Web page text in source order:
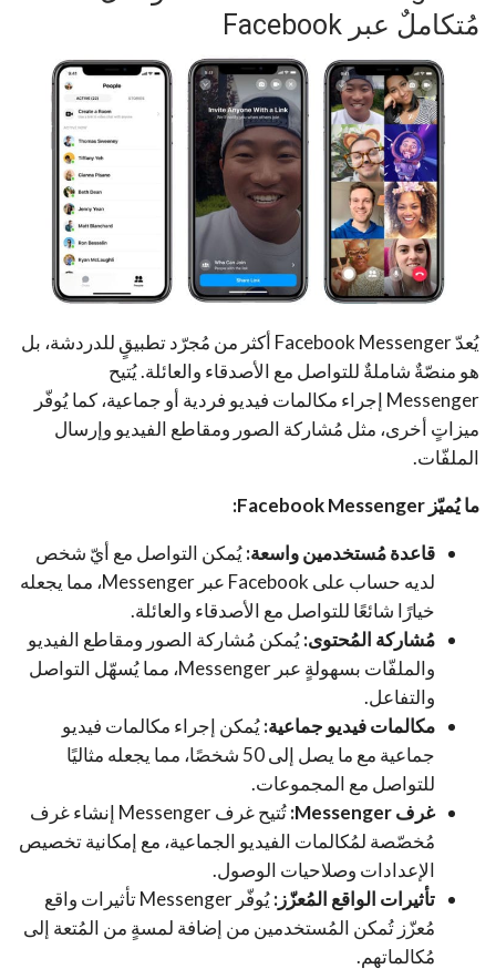
مُتكاملٌ عبر Facebook
يُعدّ Facebook Messenger أكثر من مُجرّد تطبيقٍ للدردشة، بل
هو منصّةٌ شاملةٌ للتواصل مع الأصدقاء والعائلة. يُتيح
Messenger إجراء مكالمات فيديو فردية أو جماعية، كما يُوفّر
ميزاتٍ أخرى، مثل مُشاركة الصور ومقاطع الفيديو وإرسال
الملفّات.
ما يُميّز Facebook Messenger:
قاعدة مُستخدمين واسعة:يُمكن التواصل مع أيّ شخص
لديه حساب على Facebook عبر Messenger، مما يجعله
خيارًا شائعًا للتواصل مع الأصدقاء والعائلة.
مُشاركة المُحتوى:يُمكن مُشاركة الصور ومقاطع الفيديو
والملفّات بسهولةٍ عبر Messenger، مما يُسهّل التواصل
والتفاعل.
مكالمات فيديو جماعية:يُمكن إجراء مكالمات فيديو
جماعية مع ما يصل إلى 50 شخصًا، مما يجعله مثاليًا
للتواصل مع المجموعات.
غرف Messenger:
تُتيح غرف Messenger إنشاء غرف
مُخصّصة لمُكالمات الفيديو الجماعية، مع إمكانية تخصيص
الإعدادات وصلاحيات الوصول.
تأثيرات الواقع المُعزّز:
يُوفّر Messenger تأثيرات واقع
مُعزّز تُمكن المُستخدمين من إضافة لمسةٍ من المُتعة إلى
مُكالماتهم.